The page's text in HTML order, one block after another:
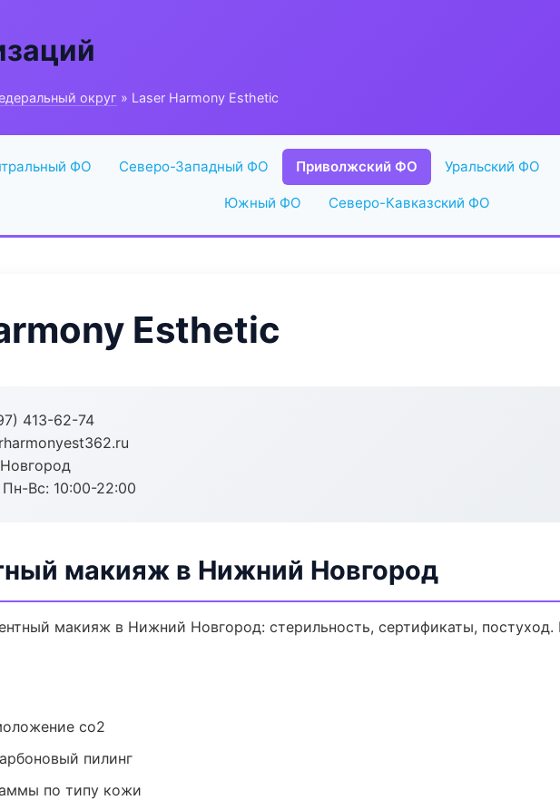
округ » Laser Harmony Esthetic
ФО Северо-Западный ФО Приволжский ФО Уральский ФО
Южный ФО Северо-Кавказский ФО
Esthetic
413-62-74
Пн-Вс: 10:00-22:00
макияж в Нижний Новгород
макияж в Нижний Новгород: стерильность, сертификаты,
co2
пилинг
по типу кожи